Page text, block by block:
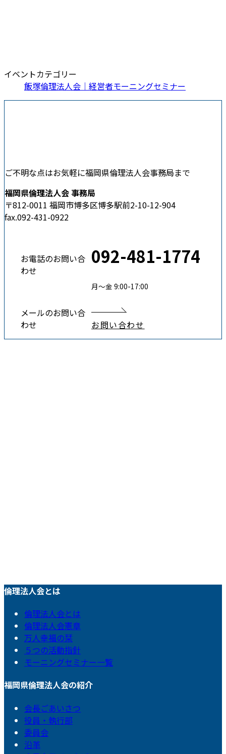
イベントカテゴリー
飯塚倫理法人会｜経営者モーニングセミナー
ご不明な点はお気軽に福岡県倫理法人会事務局まで
福岡県倫理法人会 事務局
〒812-0011 福岡市博多区博多駅前2-10-12-904
fax.092-431-0922
お電話のお問い合
わせ
092-481-1774
月〜金 9:00-17:00
メールのお問い合
わせ
お問い合わせ
倫理法人会とは
倫理法人会とは
倫理法人会憲章
万人幸福の栞
５つの活動指針
モーニングセミナー一覧
福岡県倫理法人会の紹介
会長ごあいさつ
役員・執行部
委員会
沿革